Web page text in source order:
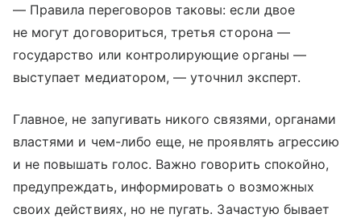
— Правила переговоров таковы: если двое
не могут договориться, третья сторона —
государство или контролирующие органы —
выступает медиатором, — уточнил эксперт.
Главное, не запугивать никого связями, органами
властями и чем-либо еще, не проявлять агрессию
и не повышать голос. Важно говорить спокойно,
предупреждать, информировать о возможных
своих действиях, но не пугать. Зачастую бывает